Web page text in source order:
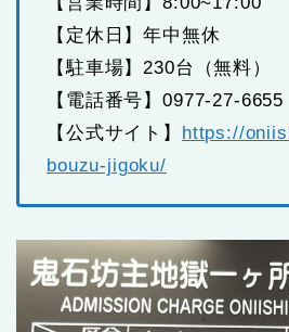
【定休日】年中無休
【駐車場】230台（無料）
【電話番号】0977-27-6655
【公式サイト】 https://
bouzu-jigoku/